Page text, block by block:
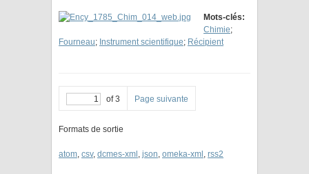
Mots-clés:
Chimie;
Fourneau; Instrument scientifique; Récipient
of 3 Page suivante
Formats de sortie
atom, csv, dcmes-xml , json, omeka-xml , rss2